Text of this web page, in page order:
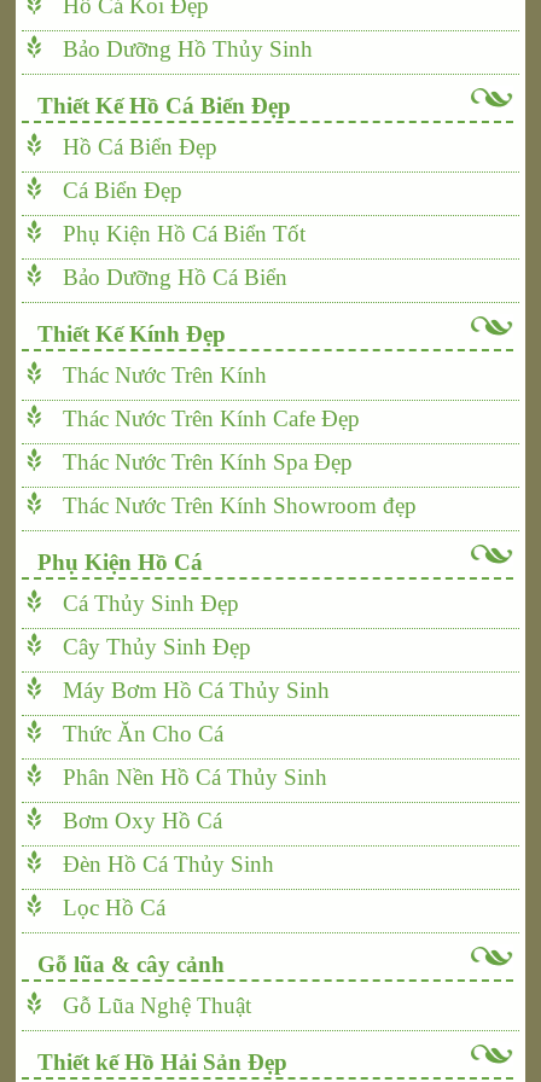
Hồ Cá Koi Đẹp
Bảo Dưỡng Hồ Thủy Sinh
Thiết Kế Hồ Cá Biển Đẹp
Hồ Cá Biển Đẹp
Cá Biển Đẹp
Phụ Kiện Hồ Cá Biển Tốt
Bảo Dưỡng Hồ Cá Biển
Thiết Kế Kính Đẹp
Thác Nước Trên Kính
Thác Nước Trên Kính Cafe Đẹp
Thác Nước Trên Kính Spa Đẹp
Thác Nước Trên Kính Showroom đẹp
Phụ Kiện Hồ Cá
Cá Thủy Sinh Đẹp
Cây Thủy Sinh Đẹp
Máy Bơm Hồ Cá Thủy Sinh
Thức Ăn Cho Cá
Phân Nền Hồ Cá Thủy Sinh
Bơm Oxy Hồ Cá
Đèn Hồ Cá Thủy Sinh
Lọc Hồ Cá
Gỗ lũa & cây cảnh
Gỗ Lũa Nghệ Thuật
Thiết kế Hồ Hải Sản Đẹp